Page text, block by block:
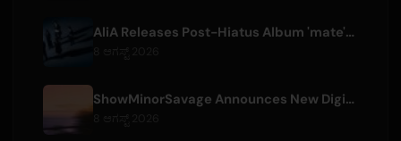
AliA Releases Post-Hiatus Album 'mate', Announces Tokyo Live
ShowMinorSavage Announces New Digital Single 'Gradation'